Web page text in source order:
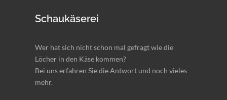
Schaukäserei
Wer hat sich nicht schon mal gefragt wie die
Löcher in den Käse kommen?
Bei uns erfahren Sie die Antwort und noch vieles
mehr.